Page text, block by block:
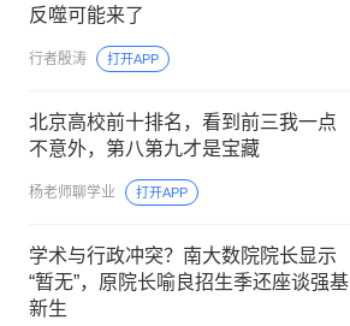
反噬可能来了
行者殷涛 打开APP
北京高校前十排名，看到前三我一点
不意外，第八第九才是宝藏
杨老师聊学业 打开APP
学术与行政冲突？南大数院院长显示
“暂无”，原院长喻良招生季还座谈强基
新生